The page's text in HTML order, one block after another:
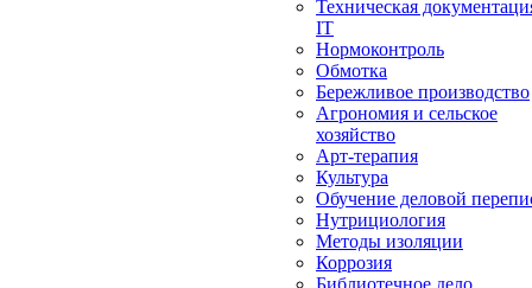
Техническая
IT
Нормоконтроль
Обмотка
Бережливое производство
Агрономия и сельское
хозяйство
Арт-терапия
Культура
Обучение деловой
Нутрициология
Методы изоляции
Коррозия
Библиотечное дело